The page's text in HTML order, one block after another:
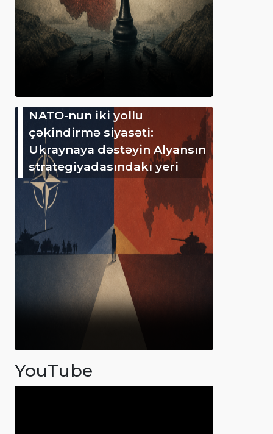
NATO-nun iki yollu
çəkindirmə siyasəti:
Ukraynaya dəstəyin Alyansın
strategiyadasındakı yeri
YouTube